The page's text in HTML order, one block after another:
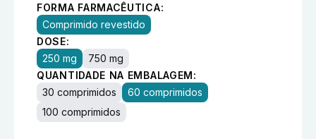
FORMA FARMACÊUTICA:
Comprimido revestido
DOSE:
250 mg
750 mg
QUANTIDADE NA EMBALAGEM:
30 comprimidos
60 comprimidos
100 comprimidos